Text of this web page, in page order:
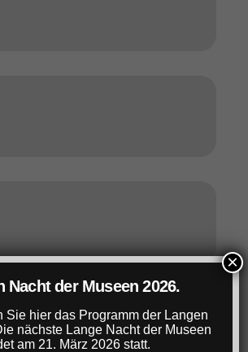
Nacht der Museen 2026.
Sie hier das Programm der Langen
nächste Lange Nacht der Museen
am 21. März 2026 statt.
×